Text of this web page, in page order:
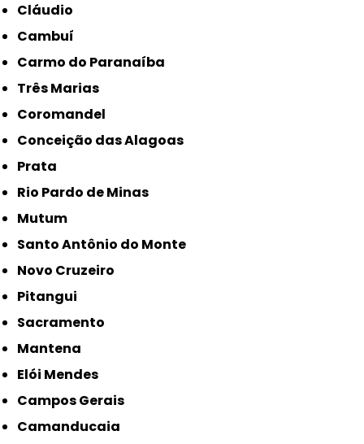
Cláudio
Cambuí
Carmo do Paranaíba
Três Marias
Coromandel
Conceição das Alagoas
Prata
Rio Pardo de Minas
Mutum
Santo Antônio do Monte
Novo Cruzeiro
Pitangui
Sacramento
Mantena
Elói Mendes
Campos Gerais
Camanducaia